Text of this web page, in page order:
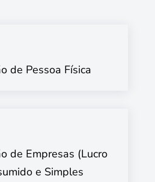
de Pessoa Física
de Empresas (Lucro
e Simples